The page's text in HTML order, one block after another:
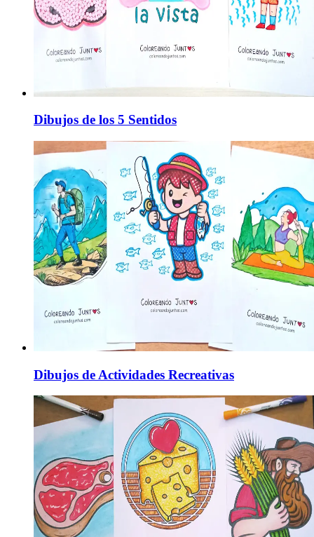
Dibujos de los 5 Sentidos
Dibujos de Actividades Recreativas